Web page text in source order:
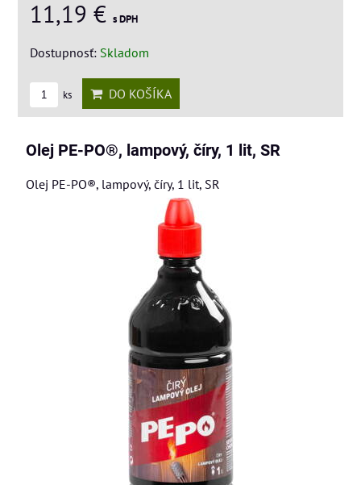
11,19 € s DPH
Dostupnosť: Skladom
ks DO KOŠÍKA
Olej PE-PO®, lampový, číry, 1 lit, SR
Olej PE-PO®, lampový, číry, 1 lit, SR